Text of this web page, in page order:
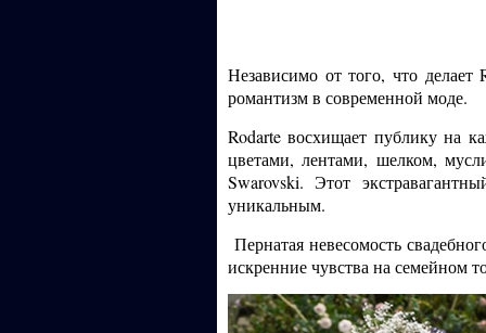
Независимо от того, что
романтизм в современной моде.
Rodarte восхищает публику на
цветами, лентами, шелком,
Swarovski. Этот
уникальным.
Пернатая невесомость
искренние чувства на семейном